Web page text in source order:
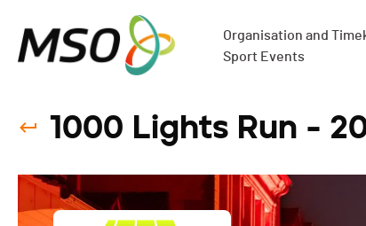
Organisation and
Sport Events
1000 Lights Run -